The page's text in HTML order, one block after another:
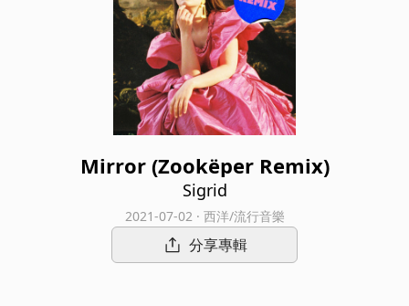
Mirror (Zookëper Remix)
Sigrid
2021-07-02 · 西洋/流行音樂
分享專輯